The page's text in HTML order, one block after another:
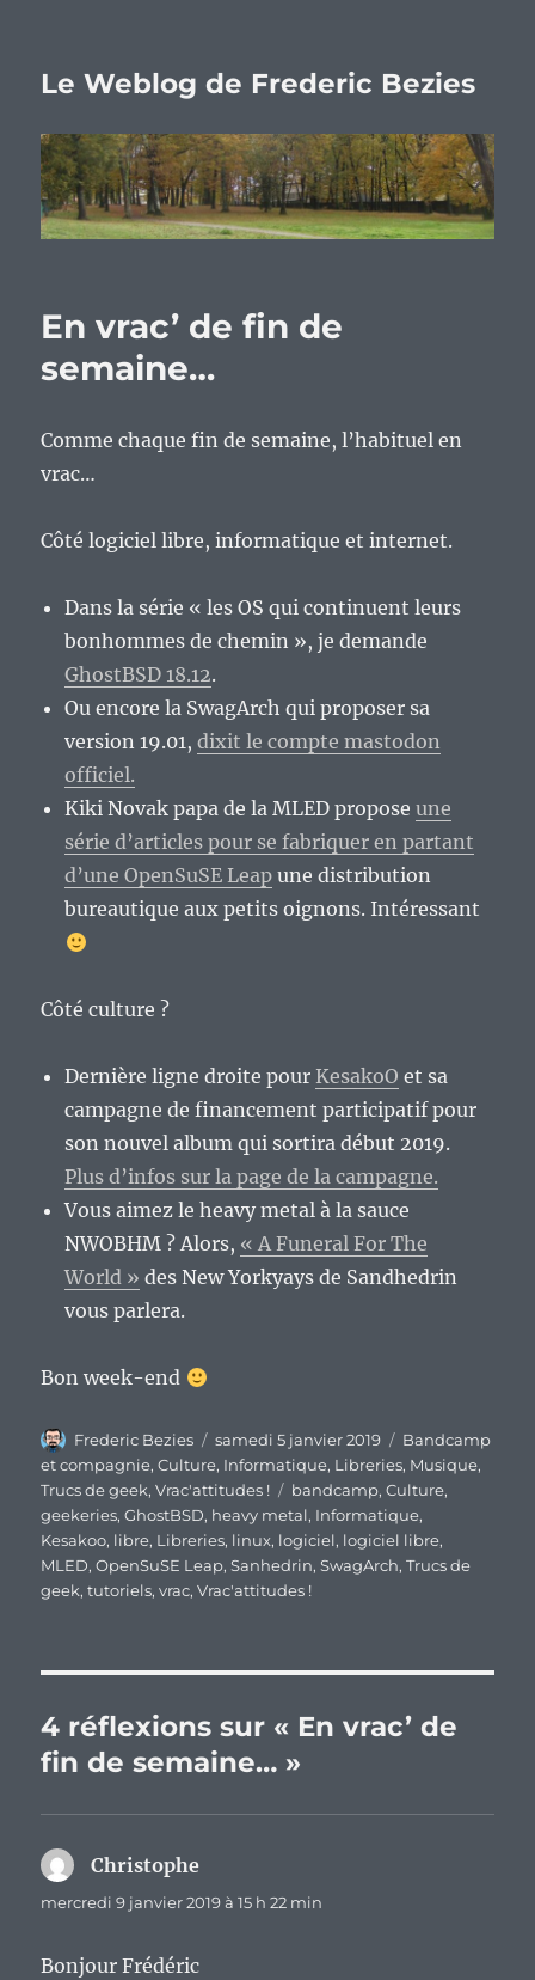
Le Weblog de Frederic Bezies
En vrac’ de fin de
semaine…
Comme chaque fin de semaine, l’habituel en
vrac…
Côté logiciel libre, informatique et internet.
Dans la série « les OS qui continuent leurs
bonhommes de chemin », je demande
GhostBSD 18.12.
Ou encore la SwagArch qui proposer sa
version 19.01,dixit le compte mastodon
officiel.
Kiki Novak papa de la MLED proposeune
série d’articles pour se fabriquer en partant
d’une OpenSuSE Leap une distribution
bureautique aux petits oignons. Intéressant
Côté culture ?
Dernière ligne droite pour KesakoO et sa
campagne de financement participatif pour
son nouvel album qui sortira début 2019.
Plus d’infos sur la page de la campagne.
Vous aimez le heavy metal à la sauce
NWOBHM ? Alors, « A Funeral For The
World » des New Yorkyays de Sandhedrin
vous parlera.
Bon week-end
Auteur
Frederic Bezies
Publié
le
samedi 5 janvier 2019 Catégories
Bandcamp
et compagnie,Culture, Informatique, Libreries, Musique,
Trucs de geek,Vrac'attitudes ! Étiquettes
bandcamp,Culture,
geekeries,GhostBSD, heavy metal, Informatique,
Kesakoo, libre, Libreries, linux, logiciel, logiciel libre,
MLED,OpenSuSE Leap,Sanhedrin,SwagArch,Trucs de
geek,tutoriels,vrac,Vrac'attitudes !
4 réflexions sur « En vrac’ de
fin de semaine… »
Christophe
mercredi 9 janvier 2019 à 15 h 22 min
Bonjour Frédéric